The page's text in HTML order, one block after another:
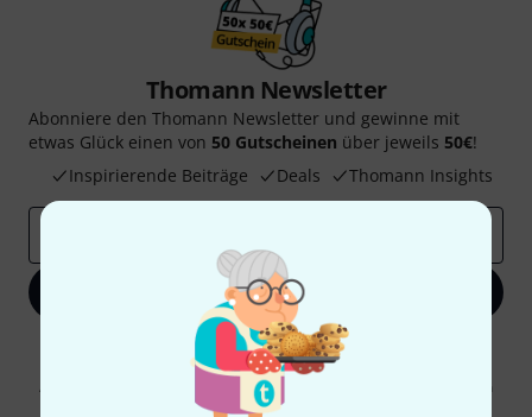
Thomann Newsletter
Abonniere den Thomann Newsletter und gewinne mit
etwas Glück einen von 50 Gutscheinen über jeweils 50€!
Inspirierende Beiträge
Deals Thomann Insights
Jetzt anmelden
Mit Klick auf „Jetzt anmelden“ stimmen Sie dem Erhalt von E-Mail-
Werbung und einer Messung des E-Mail-Nutzungsverhaltens zu. Die
Abmeldung ist jederzeit möglich. Weitere Informationen finden Sie in
unseren
Datenschutzhinweisen